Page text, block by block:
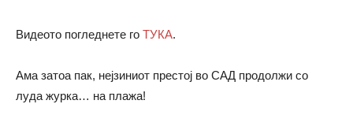
Видеото погледнете го ТУКА.
Ама затоа пак, нејзиниот престој во САД продолжи со
луда журка… на плажа!